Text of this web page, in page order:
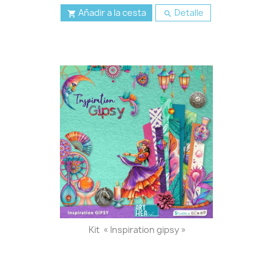
 Añadir a la cesta  Detalle
Kit « Inspiration gipsy »